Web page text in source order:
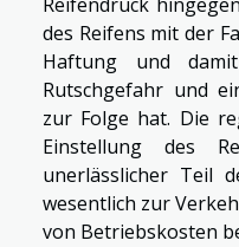
des Reifens mit der
Haftung und
Rutschgefahr und
zur Folge hat. Die
Einstellung des
unerlässlicher Teil
wesentlich zur
von Betriebskosten